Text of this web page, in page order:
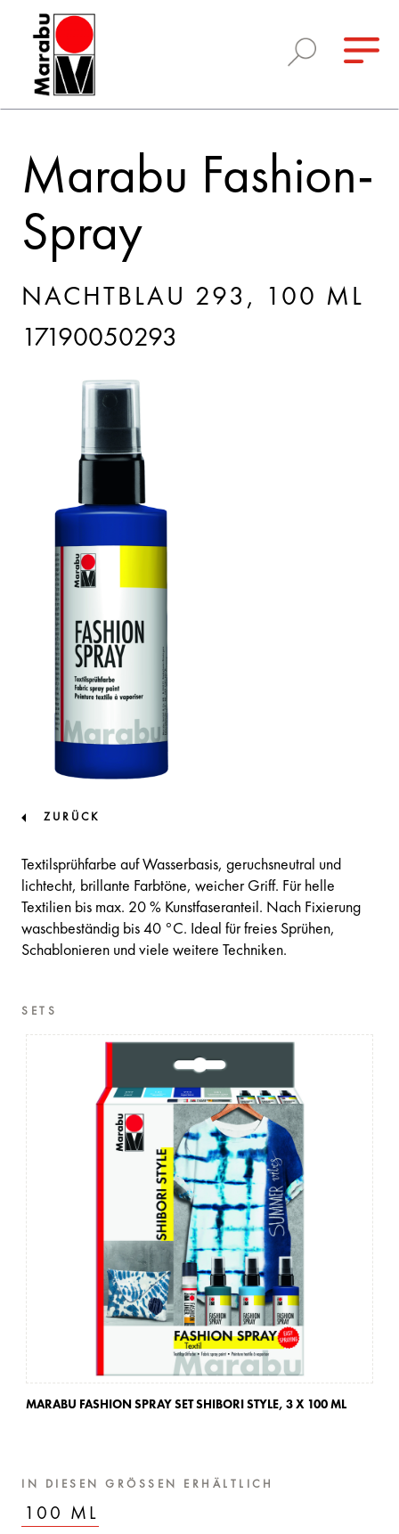
Marabu Fashion-
Spray
NACHTBLAU 293, 100 ML
17190050293
ZURÜCK
Textilsprühfarbe auf Wasserbasis, geruchsneutral und
lichtecht, brillante Farbtöne, weicher Griff. Für helle
Textilien bis max. 20 % Kunstfaseranteil. Nach Fixierung
waschbeständig bis 40 °C. Ideal für freies Sprühen,
Schablonieren und viele weitere Techniken.
SETS
MARABU FASHION SPRAY SET SHIBORI STYLE, 3 X 100 ML
IN DIESEN GRÖSSEN ERHÄLTLICH
100 ML